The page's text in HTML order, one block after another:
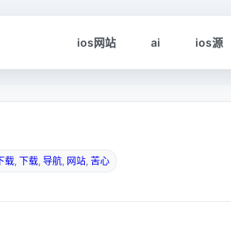
ios网站 ai ios源
载, 下载, 导航, 网站, 苦心